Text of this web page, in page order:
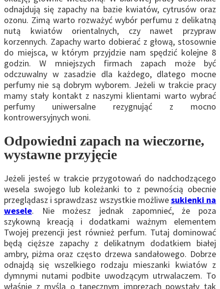
odnajdują się zapachy na bazie kwiatów, cytrusów oraz
ozonu. Zimą warto rozważyć wybór perfumu z delikatną
nutą kwiatów orientalnych, czy nawet przypraw
korzennych. Zapachy warto dobierać z głową, stosownie
do miejsca, w którym przyjdzie nam spędzić kolejne 8
godzin. W mniejszych firmach zapach może być
odczuwalny w zasadzie dla każdego, dlatego mocne
perfumy nie są dobrym wyborem. Jeżeli w trakcie pracy
mamy stały kontakt z naszymi klientami warto wybrać
perfumy uniwersalne rezygnująć z mocno
kontrowersyjnych woni.
Odpowiedni zapach na wieczorne,
wystawne przyjęcie
Jeżeli jesteś w trakcie przygotowań do nadchodzącego
wesela swojego lub koleżanki to z pewnością obecnie
przeglądasz i sprawdzasz wszystkie możliwesukienki na
wesele. Nie możesz jednak zapomnieć, że poza
szykowną kreacją i dodatkami ważnym elementem
Twojej prezencji jest również perfum. Tutaj dominować
będą cięższe zapachy z delikatnym dodatkiem białej
ambry, piżma oraz często drzewa sandałowego. Dobrze
odnajdą się wszelkiego rodzaju mieszanki kwiatów z
dymnymi nutami podbite uwodzącym utrwalaczem. To
właśnie z myślą o tanecznym imprezach powstały tak